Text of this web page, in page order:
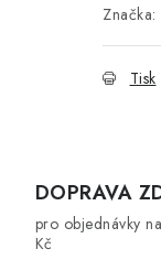
Značka:
Tisk
DOPRAVA
pro objednávky
Kč